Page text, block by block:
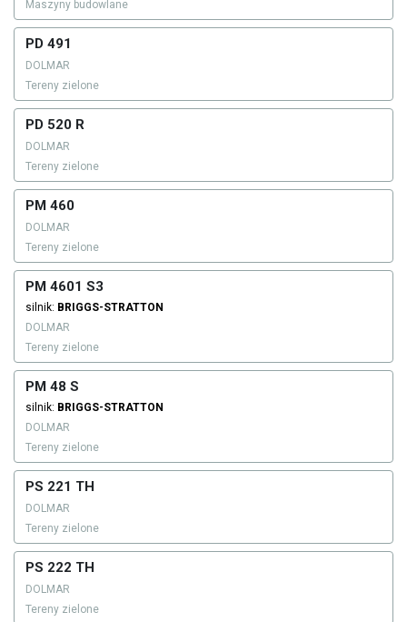
Maszyny budowlane
PD 491
DOLMAR
Tereny zielone
PD 520 R
DOLMAR
Tereny zielone
PM 460
DOLMAR
Tereny zielone
PM 4601 S3
silnik: BRIGGS-STRATTON
DOLMAR
Tereny zielone
PM 48 S
silnik: BRIGGS-STRATTON
DOLMAR
Tereny zielone
PS 221 TH
DOLMAR
Tereny zielone
PS 222 TH
DOLMAR
Tereny zielone